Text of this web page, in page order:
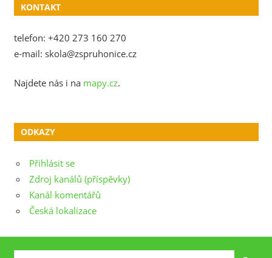
KONTAKT
telefon: +420 273 160 270
e-mail: skola@zspruhonice.cz
Najdete nás i na mapy.cz.
ODKAZY
Přihlásit se
Zdroj kanálů (příspěvky)
Kanál komentářů
Česká lokalizace